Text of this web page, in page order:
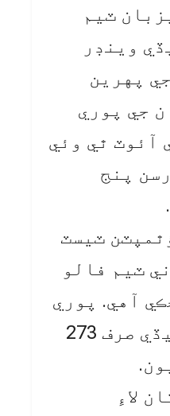
ٽيم
وينڊر
پهرين
جي پوري
تي آئوٽ ٿي وئي
پنج
ٽيسٽ
ٽيم فالو
آهي. پوري
ٽيم 93 اوورز کيڏي صرف 273
لاءِ